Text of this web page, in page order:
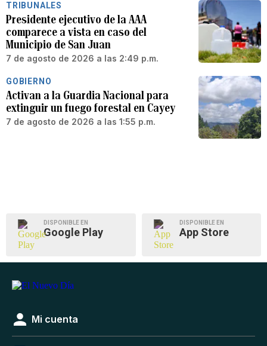
TRIBUNALES
Presidente ejecutivo de la AAA
comparece a vista en caso del
Municipio de San Juan
7 de agosto de 2026 a las 2:49 p.m.
GOBIERNO
Activan a la Guardia Nacional para
extinguir un fuego forestal en Cayey
7 de agosto de 2026 a las 1:55 p.m.
DISPONIBLE EN
Google Play
DISPONIBLE EN
App Store
Mi cuenta